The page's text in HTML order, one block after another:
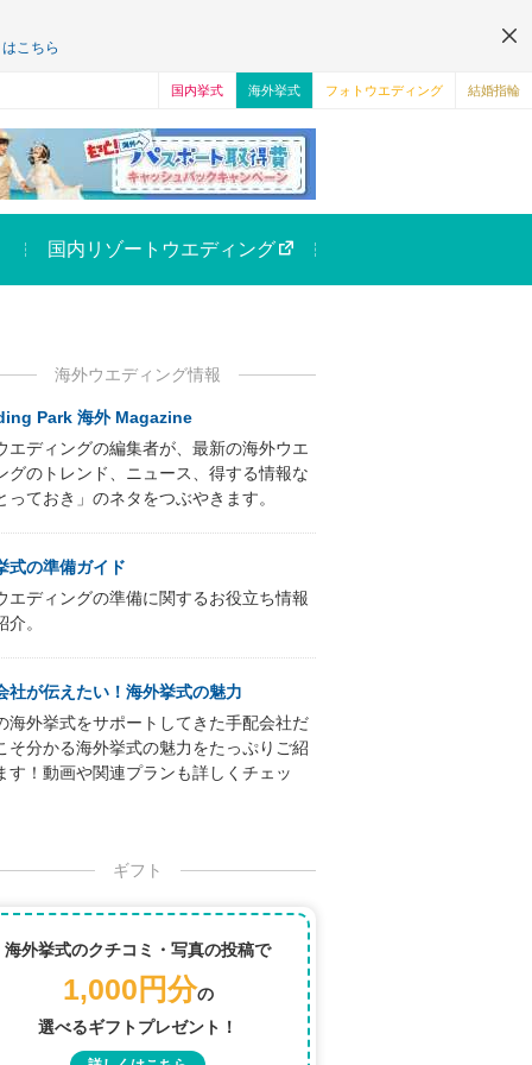
こちら
国内挙式 海外挙式 フォトウエディング 結婚指輪
国内リゾートウエディング
海外ウエディング情報
Park 海外 Magazine
エディングの編集者が、最新の海外ウエ
グのトレンド、ニュース、得する情報な
っておき」のネタをつぶやきます。
式の準備ガイド
エディングの準備に関するお役立ち情報
介。
社が伝えたい！海外挙式の魅力
海外挙式をサポートしてきた手配会社だ
そ分かる海外挙式の魅力をたっぷりご紹
す！動画や関連プランも詳しくチェッ
ギフト
海外挙式のクチコミ・写真の投稿で
1,000円分の
選べるギフトプレゼント！